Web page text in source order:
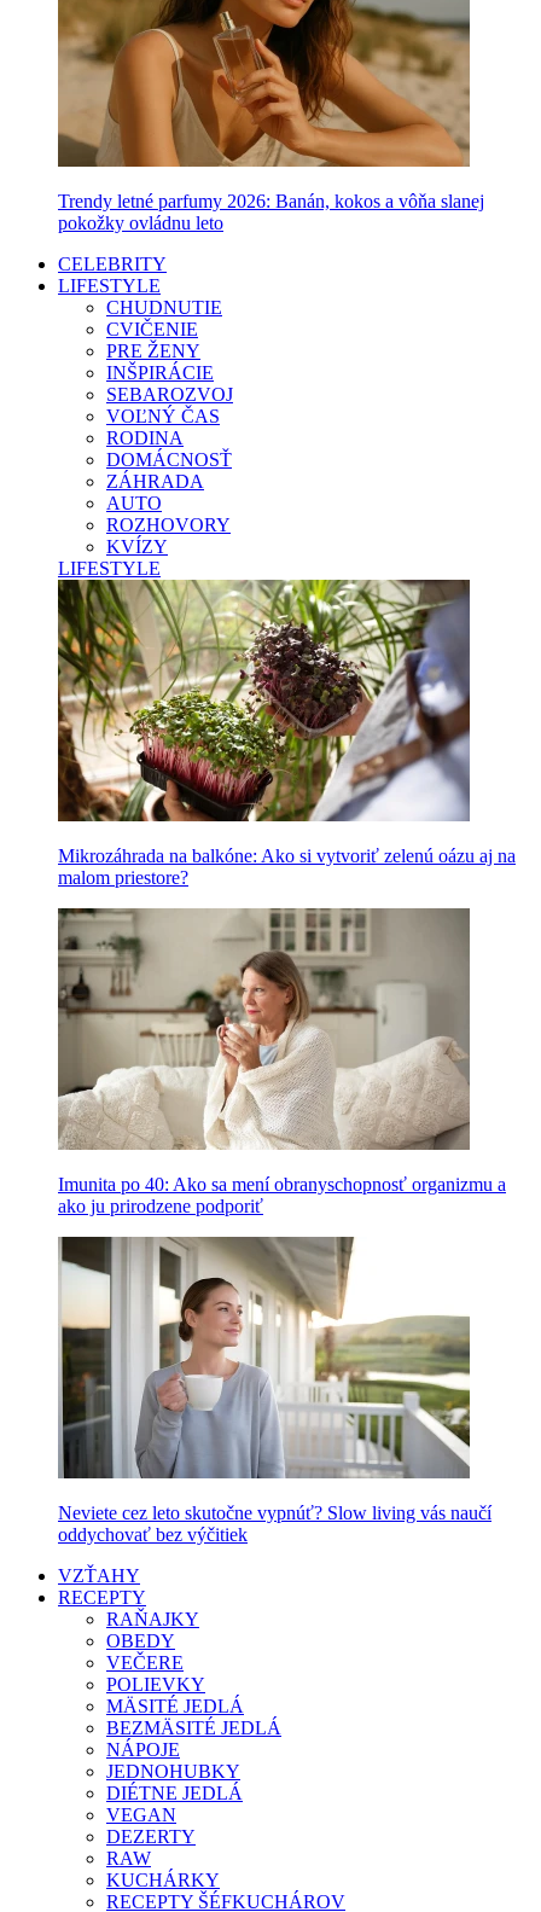
Trendy letné parfumy 2026: Banán, kokos a vôňa slanej
pokožky ovládnu leto
CELEBRITY
LIFESTYLE
CHUDNUTIE
CVIČENIE
PRE ŽENY
INŠPIRÁCIE
SEBAROZVOJ
VOĽNÝ ČAS
RODINA
DOMÁCNOSŤ
ZÁHRADA
AUTO
ROZHOVORY
KVÍZY
LIFESTYLE
Mikrozáhrada na balkóne: Ako si vytvoriť zelenú oázu aj na
malom priestore?
Imunita po 40: Ako sa mení obranyschopnosť organizmu a
ako ju prirodzene podporiť
Neviete cez leto skutočne vypnúť? Slow living vás naučí
oddychovať bez výčitiek
VZŤAHY
RECEPTY
RAŇAJKY
OBEDY
VEČERE
POLIEVKY
MÄSITÉ JEDLÁ
BEZMÄSITÉ JEDLÁ
NÁPOJE
JEDNOHUBKY
DIÉTNE JEDLÁ
VEGAN
DEZERTY
RAW
KUCHÁRKY
RECEPTY ŠÉFKUCHÁROV